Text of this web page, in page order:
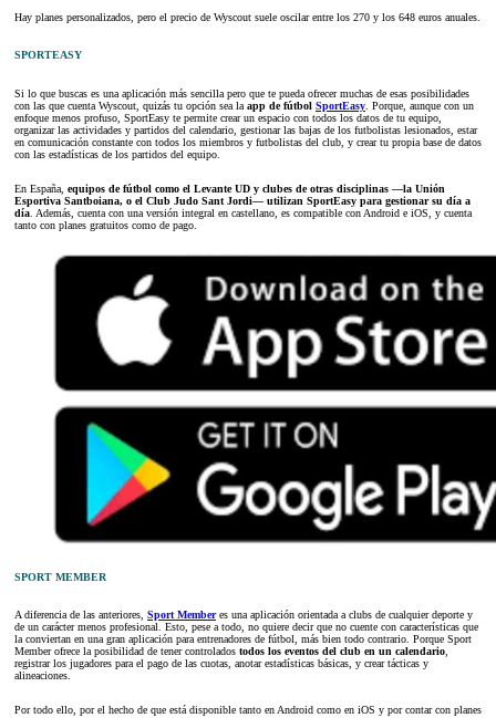
Hay planes personalizados, pero el precio de Wyscout suele oscilar entre los 270 y los 648 euros anuales.
SPORTEASY
Si lo que buscas es una aplicación más sencilla pero que te pueda ofrecer muchas de esas posibilidades
con las que cuenta Wyscout, quizás tu opción sea la app de fútbol SportEasy . Porque, aunque con un
enfoque menos profuso, SportEasy te permite crear un espacio con todos los datos de tu equipo,
organizar las actividades y partidos del calendario, gestionar las bajas de los futbolistas lesionados, estar
en comunicación constante con todos los miembros y futbolistas del club, y crear tu propia base de datos
con las estadísticas de los partidos del equipo.
En España, equipos de fútbol como el Levante UD y clubes de otras disciplinas —la Unión
Esportiva Santboiana, o el Club Judo Sant Jordi— utilizan SportEasy para gestionar su día a
día . Además, cuenta con una versión integral en castellano, es compatible con Android e iOS, y cuenta
tanto con planes gratuitos como de pago.
SPORT MEMBER
A diferencia de las anteriores, Sport Memberes una aplicación orientada a clubs de cualquier deporte y
de un carácter menos profesional. Esto, pese a todo, no quiere decir que no cuente con características que
la conviertan en una gran aplicación para entrenadores de fútbol, más bien todo contrario. Porque Sport
Member ofrece la posibilidad de tener controlados todos los eventos del club en un calendario
registrar los jugadores para el pago de las cuotas, anotar estadísticas básicas, y crear tácticas y
alineaciones.
Por todo ello, por el hecho de que está disponible tanto en Android como en iOS y por contar con planes